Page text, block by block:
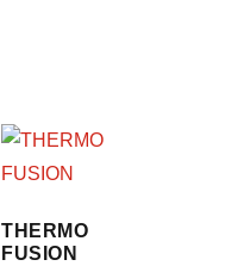
THERMO
FUSION